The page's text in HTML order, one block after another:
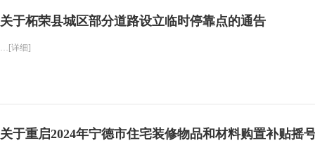
关于柘荣县城区部分道路设立临时停靠点的通告
…[详细]
关于重启2024年宁德市住宅装修物品和材料购置补贴摇